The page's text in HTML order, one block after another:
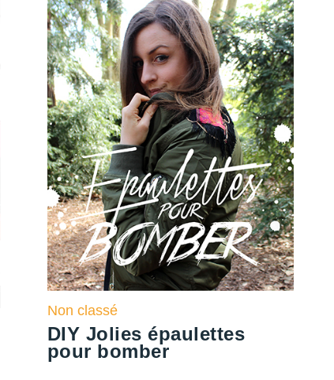
DIY Jolies épaulettes
pour bomber
Non classé